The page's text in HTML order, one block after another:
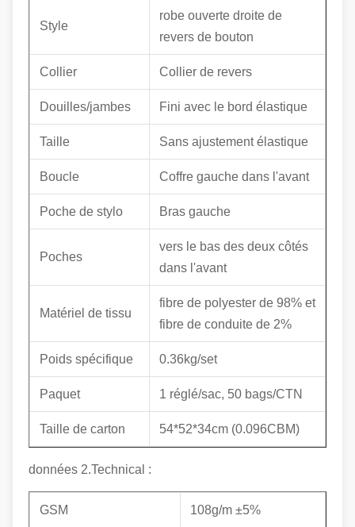
Style
robe ouverte droite de
revers de bouton
Collier Collier de revers
Douilles/jambes Fini avec le bord élastique
Taille Sans ajustement élastique
Boucle Coffre gauche dans l'avant
Poche de stylo Bras gauche
Poches
vers le bas des deux côtés
dans l'avant
Matériel de tissu
fibre de polyester de 98% et
fibre de conduite de 2%
Poids spécifique 0.36kg/set
Paquet 1 réglé/sac, 50 bags/CTN
Taille de carton 54*52*34cm (0.096CBM)
données 2.Technical :
GSM 108g/m ±5%